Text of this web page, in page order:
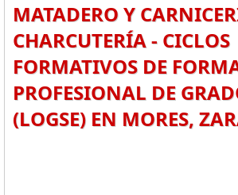
MATADERO Y
CHARCUTERÍA - CICLOS
FORMATIVOS DE
PROFESIONAL DE
(LOGSE) EN MORES,